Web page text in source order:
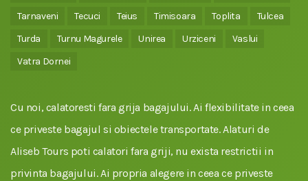
Tarnaveni Tecuci Teius Timisoara Toplita
Tulcea
Turda
Turnu Magurele Unirea Urziceni
Vaslui
Vatra Dornei
Cu noi, calatoresti fara grija bagajului. Ai flexibilitate in ceea
ce priveste bagajul si obiectele transportate. Alaturi de
Aliseb Tours poti calatori fara griji, nu exista restrictii in
privinta bagajului. Ai propria alegere in ceea ce priveste